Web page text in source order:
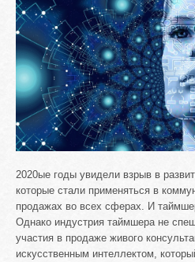
2020ые годы увидели взрыв в
которые стали применяться в
продажах во всех сферах. И
Однако индустрия таймшера не
участия в продаже живого
искусственным интеллектом,